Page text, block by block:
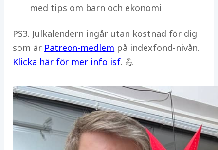
med tips om barn och ekonomi
PS3. Julkalendern ingår utan kostnad för dig
som är Patreon-medlem på indexfond-nivån.
Klicka här för mer info isf. 💪